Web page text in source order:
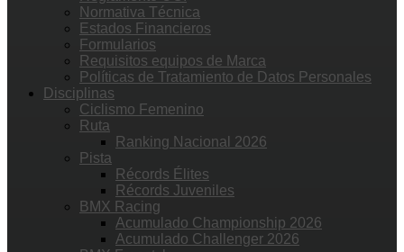
Normativa Técnica
Estados Financieros
Formularios
Requisitos equipos de Marca
Políticas de Tratamiento de Datos Personales
Disciplinas
Ciclismo Femenino
Ruta
Ranking Nacional 2026
Pista
Récords Élites
Récords Juveniles
BMX Racing
Acumulado Championship 2026
Acumulado Challenger 2026